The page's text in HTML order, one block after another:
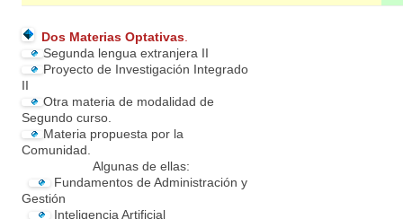
Dos Materias Optativas
Segunda lengua extranjera II
Proyecto de Investigación Integrado
II
Otra materia de modalidad de
Segundo curso.
Materia propuesta por la
Comunidad.
Algunas de ellas:
Fundamentos de Administración y
Gestión
Inteligencia Artificial